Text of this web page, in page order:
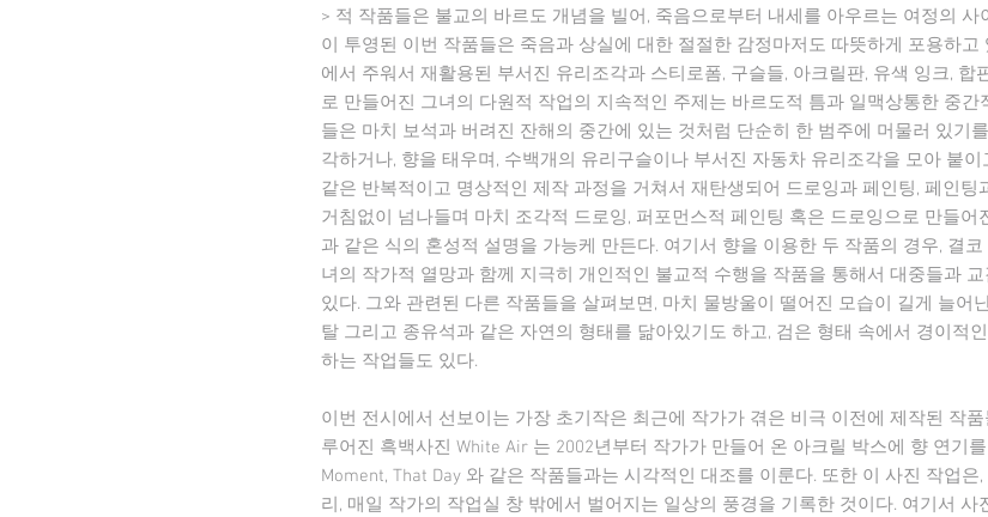
> 적 작품들은 불교의 바르도 개념을 빌어, 죽음으로부터 내세를 아우르는 여정의
이 투영된 이번 작품들은 죽음과 상실에 대한 절절한 감정마저도 따뜻하게 포용하고
에서 주워서 재활용된 부서진 유리조각과 스티로폼, 구슬들, 아크릴판, 유색 잉크, 합
로 만들어진 그녀의 다원적 작업의 지속적인 주제는 바르도적 틈과 일맥상통한 중
들은 마치 보석과 버려진 잔해의 중간에 있는 것처럼 단순히 한 범주에 머물러 있기
각하거나, 향을 태우며, 수백개의 유리구슬이나 부서진 자동차 유리조각을 모아 붙
같은 반복적이고 명상적인 제작 과정을 거쳐서 재탄생되어 드로잉과 페인팅, 페인팅
거침없이 넘나들며 마치 조각적 드로잉, 퍼포먼스적 페인팅 혹은 드로잉으로 만들
과 같은 식의 혼성적 설명을 가능케 만든다. 여기서 향을 이용한 두 작품의 경우, 결
녀의 작가적 열망과 함께 지극히 개인적인 불교적 수행을 작품을 통해서 대중들과
있다. 그와 관련된 다른 작품들을 살펴보면, 마치 물방울이 떨어진 모습이 길게 늘어
탈 그리고 종유석과 같은 자연의 형태를 닮아있기도 하고, 검은 형태 속에서 경이적
하는 작업들도 있다.
이번 전시에서 선보이는 가장 초기작은 최근에 작가가 겪은 비극 이전에 제작된 작
루어진 흑백사진 White Air 는 2002년부터 작가가 만들어 온 아크릴 박스에 향 연기
Moment, That Day 와 같은 작품들과는 시각적인 대조를 이룬다. 또한 이 사진 작업
리, 매일 작가의 작업실 창 밖에서 벌어지는 일상의 풍경을 기록한 것이다. 여기서 사